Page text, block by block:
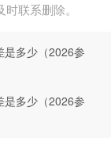
联系删除。
是多少（2026参
是多少（2026参